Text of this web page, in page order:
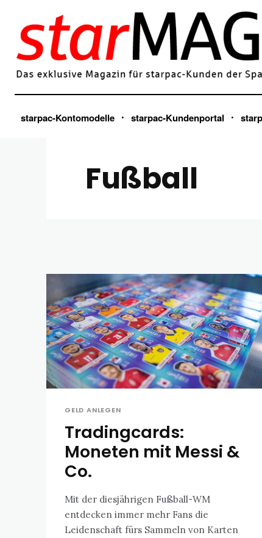
starpac-Kontomodelle starpac-Kundenportal
Fußball
GELD ANLEGEN
Tradingcards:
Moneten mit Messi &
Co.
Mit der diesjährigen Fußball-WM
entdecken immer mehr Fans die
Leidenschaft fürs Sammeln von Karten